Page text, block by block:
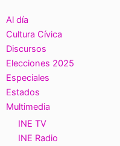
Al día
Cultura Cívica
Discursos
Elecciones 2025
Especiales
Estados
Multimedia
INE TV
INE Radio